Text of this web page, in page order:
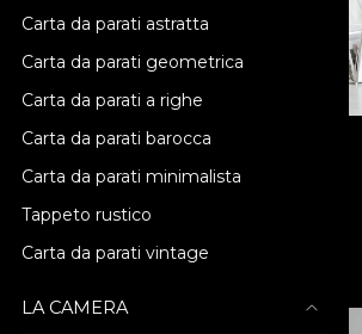
Carta da parati astratta
Carta da parati geometrica
Carta da parati a righe
Carta da parati barocca
Carta da parati minimalista
Tappeto rustico
Carta da parati vintage
LA CAMERA